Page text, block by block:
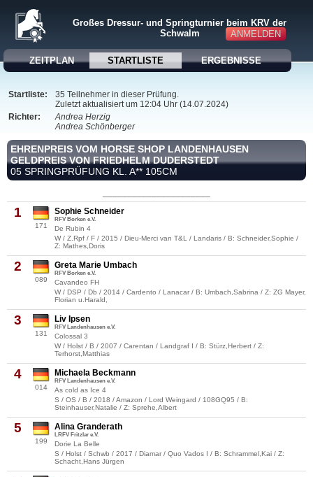
ANMELDEN
Großes Dressur- und Springturnier beim KRV der
Schwalm
ZEITPLAN STARTLISTE ERGEBNISSE
Startliste:
35 Teilnehmer in dieser Prüfung.
Zuletzt aktualisiert um 12:04 Uhr (14.07.2024)
Richter:
Andrea Herzig
Andrea Schönberger
EHRENPREIS VOM HORSE SHOP LANDENHAUSEN
GELDPREIS VON FRIEDHELM DUDERSTEDT
05 SPRINGPRÜFUNG KL. A** 105CM
1
171
Sophie Schneider
RFV Borken e.V.
De Rubin 4
W / Z.Rpf / F / 2015 / Dieu-Merci van T&L / Landaris / B: Schneider,Sophie /
Z: Mathes,Doris
2
089
Greta Marie Umbach
RFV Borken e.V.
Cavandeo FH
W / DSP / Db / 2014 / Cardento / Lanacar / B: Umbach,Sabrina / Z: ZG Mayer,
Florian u.Harald,
3
131
Liv Ipsen
RFV Landenhausen e.V.
Colossal 3
W / Holst / B / 2007 / Carentan / Landgraf I / B: Stürz,Herbert / Z:
Terhorst,Matthias
4
014
Michaela Beckmann
RFV Landenhausen e.V.
As cold as Ice 4
S / OS / B / 2018 / Amazon / Lord Weingard / 108GQ95 / B:
Steinhauser,Natalie / Z: Sprehe,Albert
5
199
Alina Granderath
LRFV Fritzlar e.V.
Dorie La Belle
S / Holst / Schwb / 2017 / Diamar / Quo Vados I / B: Schrammel,Kai / Z:
Schacht,Hans Jürgen